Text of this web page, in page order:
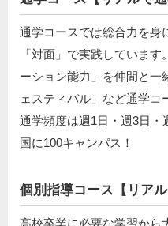
通学コースでは総合力を身
「対面」で実践していま
ーション能力」を仲間と一
ェスティバル」など通学コ
通学頻度は週1日・週3日・
国に100キャンパス！
個別指導コース【リア
高校卒業に必要な学習から